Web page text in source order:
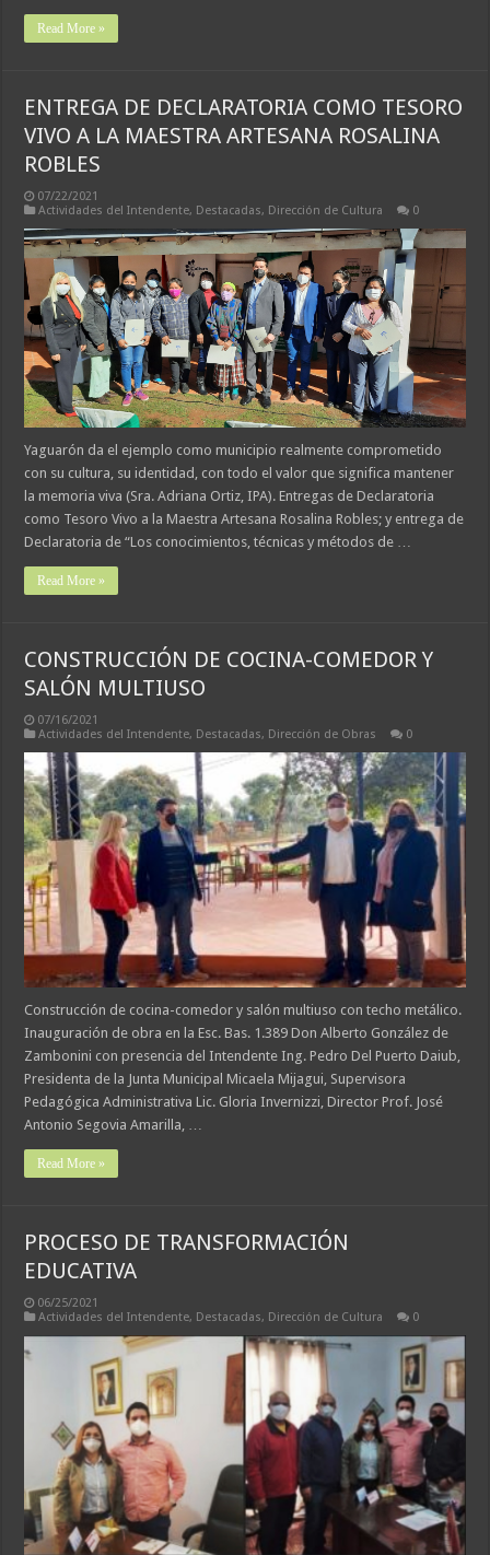
Read More »
ENTREGA DE DECLARATORIA COMO TESORO
VIVO A LA MAESTRA ARTESANA ROSALINA
ROBLES
07/22/2021
Actividades del Intendente, Destacadas, Dirección de Cultura 0
Yaguarón da el ejemplo como municipio realmente comprometido
con su cultura, su identidad, con todo el valor que significa mantener
la memoria viva (Sra. Adriana Ortiz, IPA). Entregas de Declaratoria
como Tesoro Vivo a la Maestra Artesana Rosalina Robles; y entrega de
Declaratoria de “Los conocimientos, técnicas y métodos de …
Read More »
CONSTRUCCIÓN DE COCINA-COMEDOR Y
SALÓN MULTIUSO
07/16/2021
Actividades del Intendente, Destacadas, Dirección de Obras 0
Construcción de cocina-comedor y salón multiuso con techo metálico.
Inauguración de obra en la Esc. Bas. 1.389 Don Alberto González de
Zambonini con presencia del Intendente Ing. Pedro Del Puerto Daiub,
Presidenta de la Junta Municipal Micaela Mijagui, Supervisora
Pedagógica Administrativa Lic. Gloria Invernizzi, Director Prof. José
Antonio Segovia Amarilla, …
Read More »
PROCESO DE TRANSFORMACIÓN
EDUCATIVA
06/25/2021
Actividades del Intendente, Destacadas, Dirección de Cultura 0